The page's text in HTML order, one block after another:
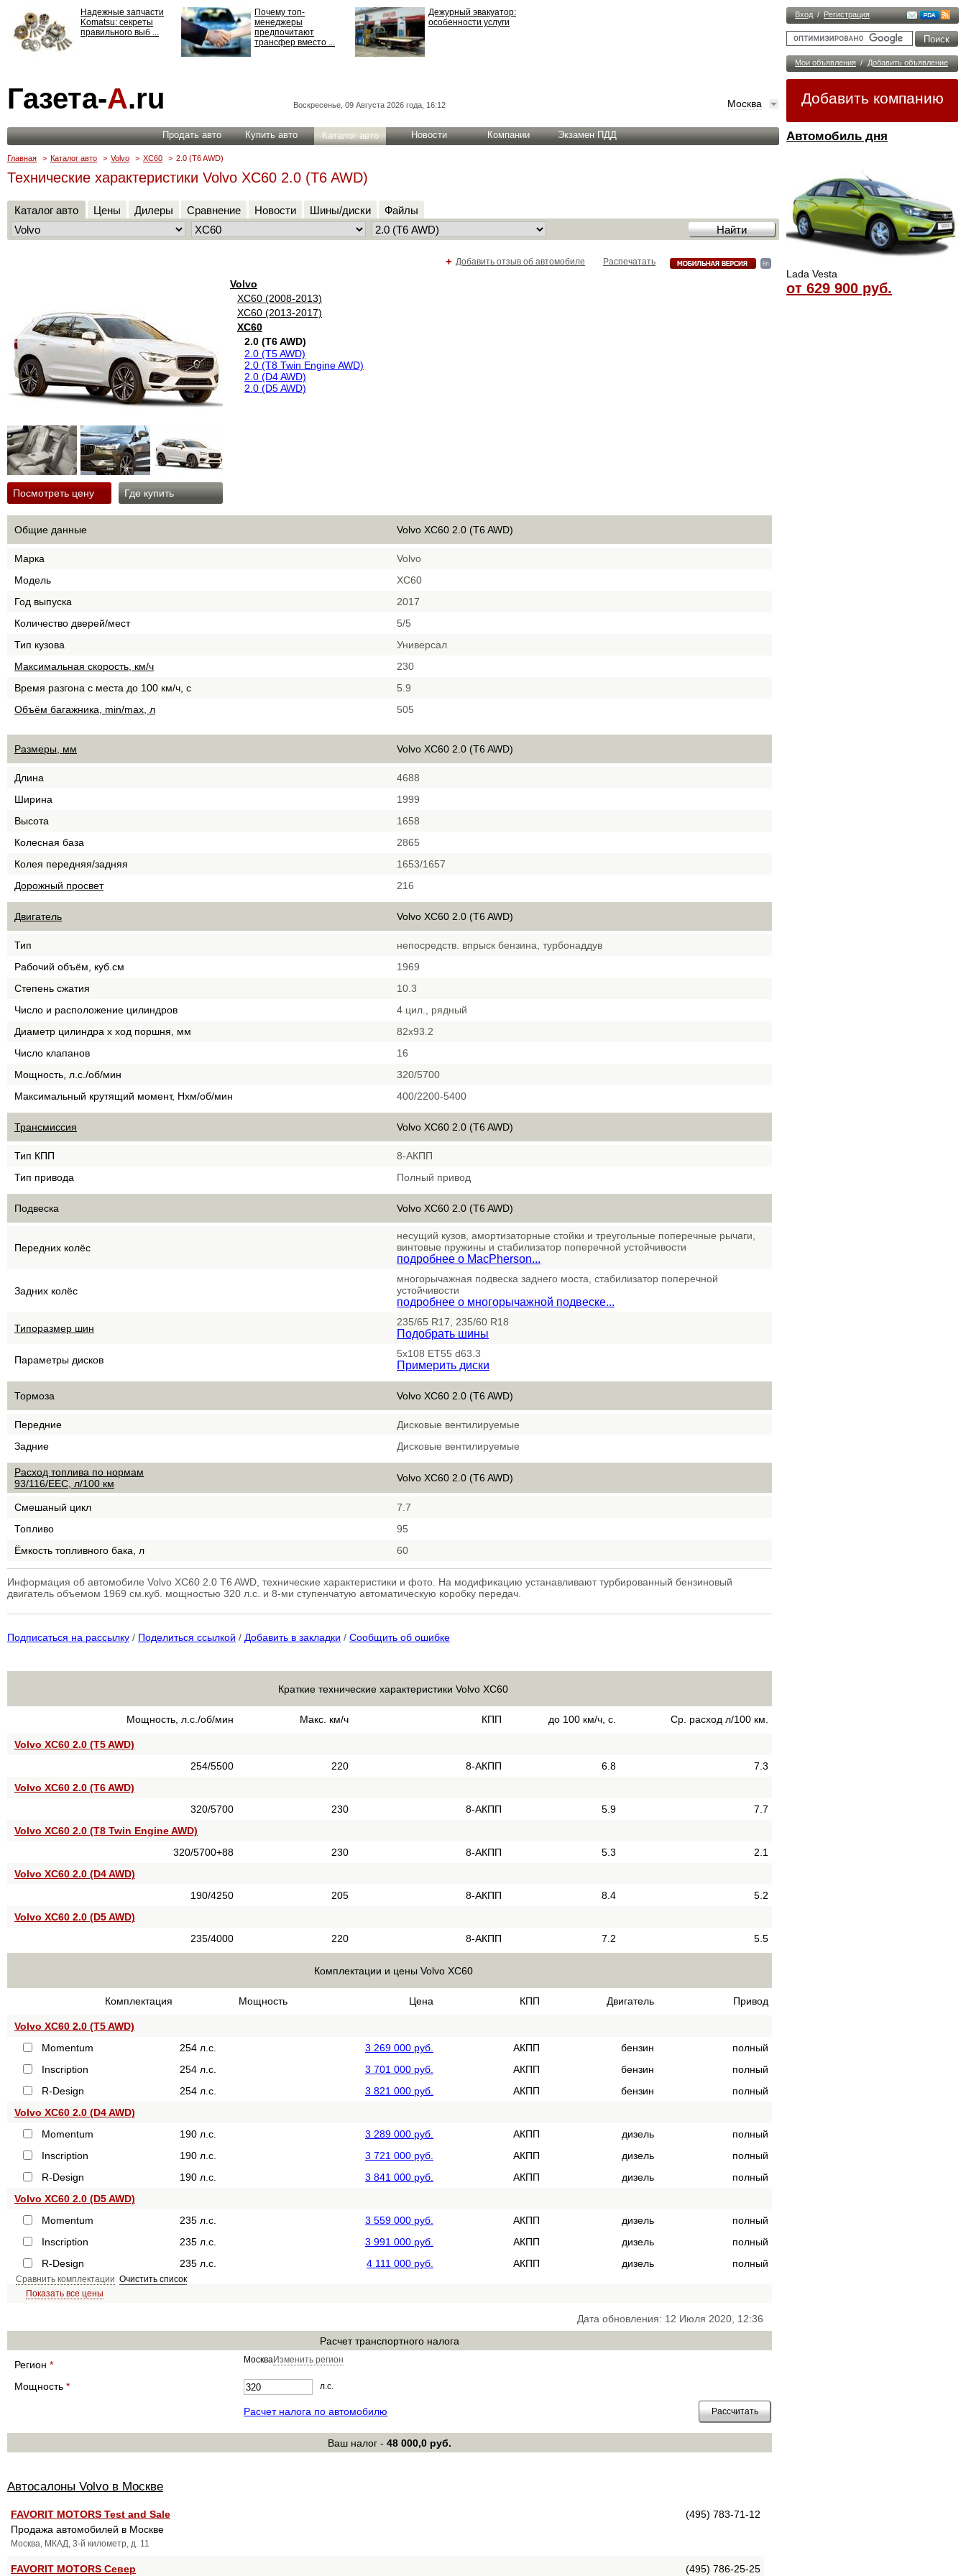
Вход / Регистрация
Мои объявления / Добавить объявление
Добавить компанию
Автомобиль дня
Lada Vesta
от 629 900 руб.
Надежные запчасти
Komatsu: секреты
правильного выб ...
Почему топ-
менеджеры
предпочитают
трансфер вместо ...
Дежурный эвакуатор:
особенности услуги
ответственности: все,
что нужно знать ...
Газета-А.ru Воскресенье, 09 Августа 2026 года, 16:12 Москва
Продать авто Купить авто Каталог авто Новости Компании Экзамен ПДД
Главная > Каталог авто > Volvo > XC60 > 2.0 (T6 AWD)
Технические характеристики Volvo XC60 2.0 (T6 AWD)
Каталог авто Цены Дилеры Сравнение Новости Шины/диски Файлы
Распечатать
+ Добавить отзыв об автомобиле
Посмотреть цену Где купить
Volvo
XC60 (2008-2013)
XC60 (2013-2017)
XC60
2.0 (T6 AWD)
2.0 (T5 AWD)
2.0 (T8 Twin Engine AWD)
2.0 (D4 AWD)
2.0 (D5 AWD)
Общие данные Volvo XC60 2.0 (T6 AWD)
Марка
Volvo
Модель
XC60
Год выпуска
2017
Количество дверей/мест
5/5
Тип кузова
Универсал
Максимальная скорость, км/ч
230
Время разгона с места до 100 км/ч, с
5.9
Объём багажника, min/max, л
505
Размеры, мм Volvo XC60 2.0 (T6 AWD)
Длина
4688
Ширина
1999
Высота
1658
Колесная база
2865
Колея передняя/задняя
1653/1657
Дорожный просвет
216
Двигатель Volvo XC60 2.0 (T6 AWD)
Тип
непосредств. впрыск бензина, турбонаддув
Рабочий объём, куб.см
1969
Степень сжатия
10.3
Число и расположение цилиндров
4 цил., рядный
Диаметр цилиндра х ход поршня, мм
82x93.2
Число клапанов
16
Мощность, л.с./об/мин
320/5700
Максимальный крутящий момент, Нхм/об/мин
400/2200-5400
Трансмиссия Volvo XC60 2.0 (T6 AWD)
Тип КПП
8-АКПП
Тип привода
Полный привод
Подвеска Volvo XC60 2.0 (T6 AWD)
Передних колёс
несущий кузов, амортизаторные стойки и треугольные поперечные рычаги,
винтовые пружины и стабилизатор поперечной устойчивости
подробнее о MacPherson...
Задних колёс
многорычажная подвеска заднего моста, стабилизатор поперечной
устойчивости
подробнее о многорычажной подвеске...
Типоразмер шин
235/65 R17, 235/60 R18
Подобрать шины
Параметры дисков
5x108 ET55 d63.3
Примерить диски
Тормоза Volvo XC60 2.0 (T6 AWD)
Передние
Дисковые вентилируемые
Задние
Дисковые вентилируемые
Расход топлива по нормам
93/116/EEC, л/100 км
Volvo XC60 2.0 (T6 AWD)
Смешаный цикл
7.7
Топливо
95
Ёмкость топливного бака, л
60
Информация об автомобиле Volvo XC60 2.0 T6 AWD, технические характеристики и фото. На модификацию устанавливают турбированный бензиновый
двигатель объемом 1969 см.куб. мощностью 320 л.с. и 8-ми ступенчатую автоматическую коробку передач.
Подписаться на рассылку / Поделиться ссылкой / Добавить в закладки / Сообщить об ошибке
Краткие технические характеристики Volvo XC60
Мощность, л.с./об/мин Макс. км/ч КПП до 100 км/ч, с. Ср. расход л/100 км.
Volvo XC60 2.0 (T5 AWD)
254/5500
220 8-АКПП 6.8
7.3
Volvo XC60 2.0 (T6 AWD)
320/5700
230 8-АКПП 5.9
7.7
Volvo XC60 2.0 (T8 Twin Engine AWD)
320/5700+88
230 8-АКПП 5.3
2.1
Volvo XC60 2.0 (D4 AWD)
190/4250
205 8-АКПП 8.4
5.2
Volvo XC60 2.0 (D5 AWD)
235/4000
220 8-АКПП 7.2 5.5
Комплектации и цены Volvo XC60
Комплектация Мощность Цена КПП Двигатель Привод
Volvo XC60 2.0 (T5 AWD)
Momentum
254 л.с. 3 269 000 руб. АКПП бензин
полный
Inscription
254 л.с. 3 701 000 руб. АКПП бензин
полный
R-Design
254 л.с. 3 821 000 руб. АКПП бензин
полный
Volvo XC60 2.0 (D4 AWD)
Momentum
190 л.с. 3 289 000 руб. АКПП дизель
полный
Inscription
190 л.с. 3 721 000 руб. АКПП дизель
полный
R-Design
190 л.с. 3 841 000 руб. АКПП дизель
полный
Volvo XC60 2.0 (D5 AWD)
Momentum
235 л.с. 3 559 000 руб. АКПП дизель
полный
Inscription
235 л.с. 3 991 000 руб. АКПП дизель
полный
R-Design
235 л.с. 4 111 000 руб. АКПП дизель полный
Сравнить комплектации Очистить список
Показать все цены
Дата обновления: 12 Июля 2020, 12:36
Расчет транспортного налога
Регион * МоскваИзменить регион
Мощность * л.с.
Расчет налога по автомобилю
Ваш налог - 48 000,0 руб.
Автосалоны Volvo в Москве
FAVORIT MOTORS Test and Sale
(495) 783-71-12
Продажа автомобилей в Москве
Москва, МКАД, 3-й километр, д. 11
FAVORIT MOTORS Север (495) 786-25-25